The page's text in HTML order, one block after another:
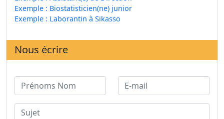
Exemple : Biostatisticien(ne) junior
Exemple : Laborantin à Sikasso
Nous écrire